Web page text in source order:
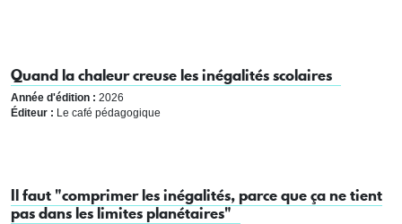
Quand la chaleur creuse les inégalités scolaires
Année d'édition : 2026
Éditeur :
Le café pédagogique
Il faut "comprimer les inégalités, parce que ça ne tient
pas dans les limites planétaires"